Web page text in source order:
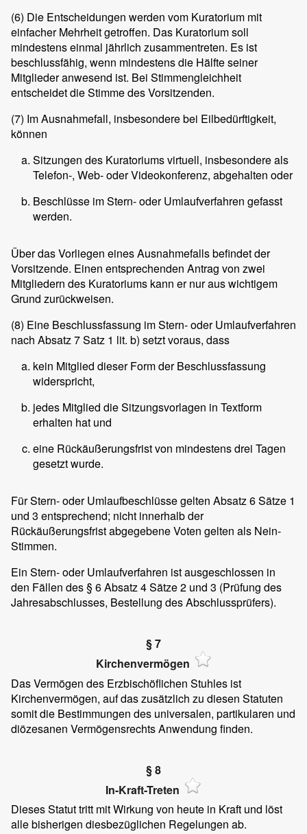
(6) Die Entscheidungen werden vom Kuratorium mit
einfacher Mehrheit getroffen. Das Kuratorium soll
mindestens einmal jährlich zusammentreten. Es ist
beschlussfähig, wenn mindestens die Hälfte seiner
Mitglieder anwesend ist. Bei Stimmengleichheit
entscheidet die Stimme des Vorsitzenden.
(7) Im Ausnahmefall, insbesondere bei Eilbedürftigkeit,
können
Sitzungen des Kuratoriums virtuell, insbesondere als
Telefon-, Web- oder Videokonferenz, abgehalten oder
Beschlüsse im Stern- oder Umlaufverfahren gefasst
werden.
Über das Vorliegen eines Ausnahmefalls befindet der
Vorsitzende. Einen entsprechenden Antrag von zwei
Mitgliedern des Kuratoriums kann er nur aus wichtigem
Grund zurückweisen.
(8) Eine Beschlussfassung im Stern- oder Umlaufverfahren
nach Absatz 7 Satz 1 lit. b) setzt voraus, dass
kein Mitglied dieser Form der Beschlussfassung
widerspricht,
jedes Mitglied die Sitzungsvorlagen in Textform
erhalten hat und
eine Rückäußerungsfrist von mindestens drei Tagen
gesetzt wurde.
Für Stern- oder Umlaufbeschlüsse gelten Absatz 6 Sätze 1
und 3 entsprechend; nicht innerhalb der
Rückäußerungsfrist abgegebene Voten gelten als Nein-
Stimmen.
Ein Stern- oder Umlaufverfahren ist ausgeschlossen in
den Fällen des § 6 Absatz 4 Sätze 2 und 3 (Prüfung des
Jahresabschlusses, Bestellung des Abschlussprüfers).
§ 7
Kirchenvermögen
Das Vermögen des Erzbischöflichen Stuhles ist
Kirchenvermögen, auf das zusätzlich zu diesen Statuten
somit die Bestimmungen des universalen, partikularen und
diözesanen Vermögensrechts Anwendung finden.
§ 8
In-Kraft-Treten
Dieses Statut tritt mit Wirkung von heute in Kraft und löst
alle bisherigen diesbezüglichen Regelungen ab.